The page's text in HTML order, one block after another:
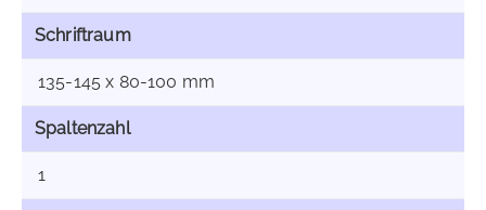
Schriftraum
135-145 x 80-100 mm
Spaltenzahl
1